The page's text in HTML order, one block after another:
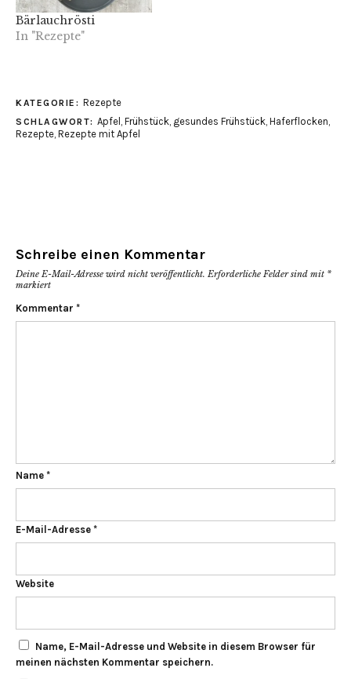
Bärlauchrösti
In "Rezepte"
KATEGORIE: Rezepte
SCHLAGWORT: Apfel Frühstück gesundes Frühstück Haferflocken
Rezepte Rezepte mit Apfel
Schreibe einen Kommentar
Deine E-Mail-Adresse wird nicht veröffentlicht. Erforderliche Felder sind mit *
markiert
Kommentar *
Name *
E-Mail-Adresse *
Website
Name, E-Mail-Adresse und Website in diesem Browser für
meinen nächsten Kommentar speichern.